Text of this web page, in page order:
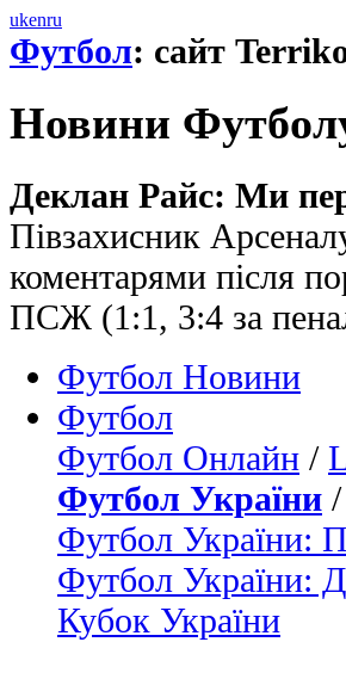
ukenru
Футбол: сайт
Новини
Деклан Райс: Ми
Півзахисник
коментарями після
ПСЖ (1:1, 3:4 за
Футбол Новини
Футбол
Футбол Онлайн /
Футбол України /
Футбол України:
Футбол України:
Кубок України